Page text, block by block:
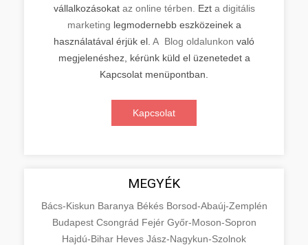
vállalkozásokat az online térben. Ezt a digitális
marketing legmodernebb eszközeinek a
használatával érjük el. A Blog oldalunkon való
megjelenéshez, kérünk küld el üzenetedet a
Kapcsolat menüpontban.
Kapcsolat
MEGYÉK
Bács-Kiskun Baranya Békés Borsod-Abaúj-Zemplén
Budapest Csongrád Fejér Győr-Moson-Sopron
Hajdú-Bihar Heves Jász-Nagykun-Szolnok